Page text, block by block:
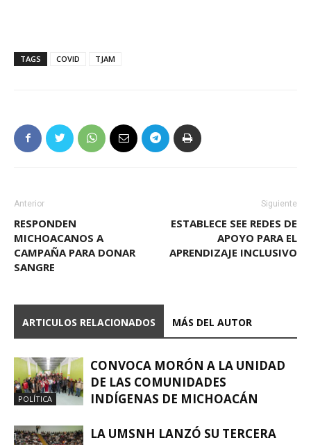
TAGS COVID TJAM
Anterior
RESPONDEN
MICHOACANOS A
CAMPAÑA PARA DONAR
SANGRE
Siguiente
ESTABLECE SEE REDES DE
APOYO PARA EL
APRENDIZAJE INCLUSIVO
ARTICULOS RELACIONADOS MÁS DEL AUTOR
POLÍTICA
CONVOCA MORÓN A LA UNIDAD
DE LAS COMUNIDADES
INDÍGENAS DE MICHOACÁN
LA UMSNH LANZÓ SU TERCERA